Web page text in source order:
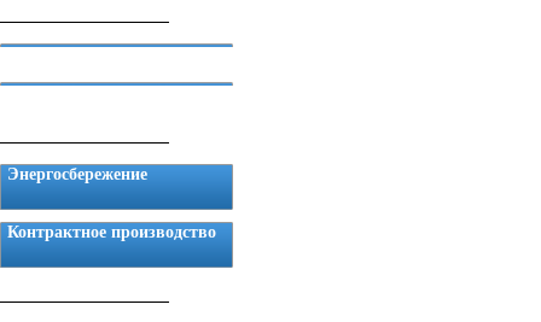
Энергосбережение
Контрактное производство